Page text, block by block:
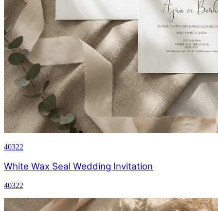
40322
White Wax Seal Wedding Invitation
40322